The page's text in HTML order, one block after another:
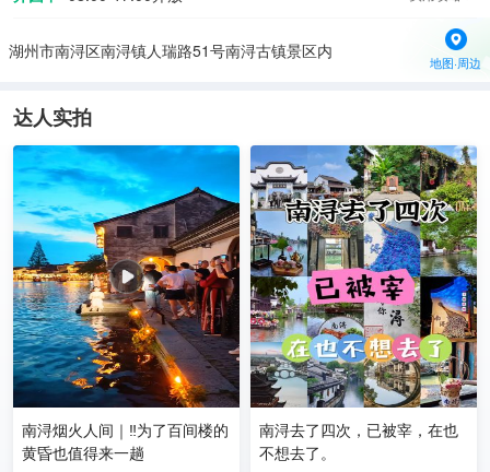
湖州市南浔区南浔镇人瑞路51号南浔古镇景区内
地图·周边
达人实拍
南浔烟火人间｜‼️为了百间楼的
黄昏也值得来一趟
南浔去了四次，已被宰，在也
不想去了。